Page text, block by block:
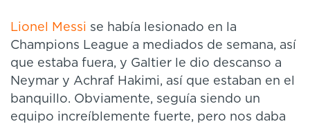
Lionel Messi se había lesionado en la
Champions League a mediados de semana, así
que estaba fuera, y Galtier le dio descanso a
Neymar y Achraf Hakimi, así que estaban en el
banquillo. Obviamente, seguía siendo un
equipo increíblemente fuerte, pero nos daba